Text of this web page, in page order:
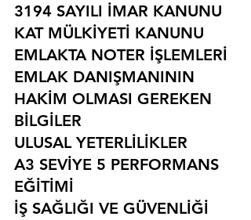
3194 SAYILI İMAR KANUNU
KAT MÜLKİYETİ KANUNU
EMLAKTA NOTER İŞLEMLERİ
EMLAK DANIŞMANININ
HAKİM OLMASI GEREKEN
BİLGİLER
ULUSAL YETERLİLİKLER
A3 SEVİYE 5 PERFORMANS
EĞİTİMİ
İŞ SAĞLIĞI VE GÜVENLİĞİ